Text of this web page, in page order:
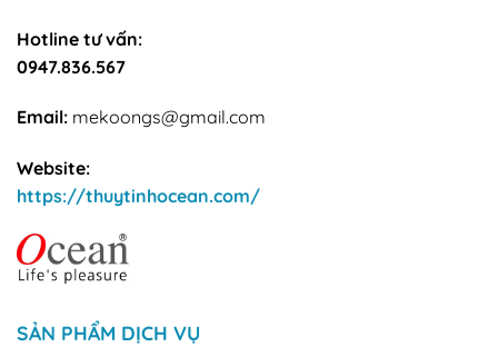
Hotline tư vấn:
0947.836.567
Email: mekoongs@gmail.com
Website:
https://thuytinhocean.com/
SẢN PHẨM DỊCH VỤ